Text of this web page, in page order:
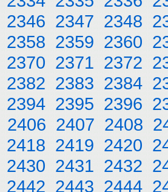
2346 2347 2348
2358 2359 2360
2370 2371 2372
2382 2383 2384
2394 2395 2396
2406 2407 2408
2418 2419 2420
2430 2431 2432
2442 2443 2444